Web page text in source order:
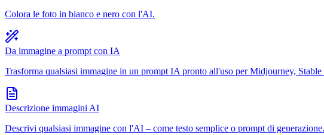
Colora le foto in bianco e nero con l'AI.
Da immagine a prompt con IA
Trasforma qualsiasi immagine in un prompt IA pronto all'uso per Midjourney,
Descrizione immagini AI
Descrivi qualsiasi immagine con l'AI – come testo semplice o prompt di generazione.